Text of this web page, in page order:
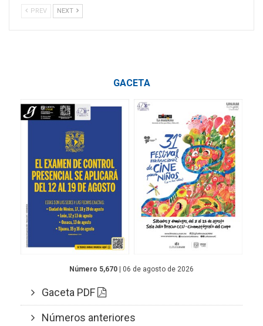
PREV NEXT
GACETA
Número 5,670 | 06 de agosto de 2026
Gaceta PDF
Números anteriores